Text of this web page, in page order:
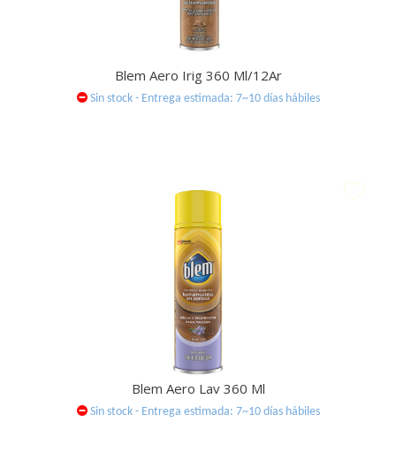
Blem Aero Irig 360 Ml/12Ar
Sin stock - Entrega estimada: 7~10 días hábiles
Blem Aero Lav 360 Ml
Sin stock - Entrega estimada: 7~10 días hábiles